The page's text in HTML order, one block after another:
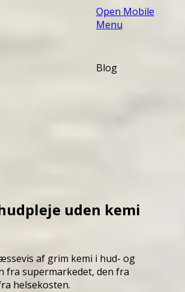
Open Mobile
Menu
Blog
uden kemi
af grim kemi i hud- og
fra supermarkedet, den fra
helsekosten.